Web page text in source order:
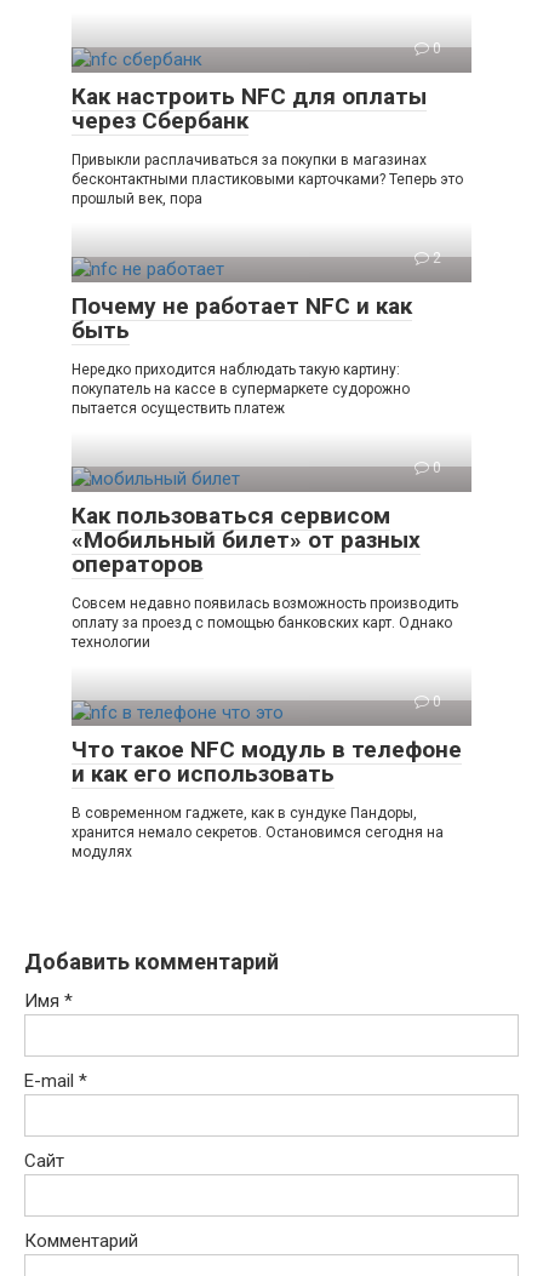
0
Как настроить NFC для оплаты
через Сбербанк
Привыкли расплачиваться за покупки в магазинах
бесконтактными пластиковыми карточками? Теперь это
прошлый век, пора
2
Почему не работает NFC и как
быть
Нередко приходится наблюдать такую картину:
покупатель на кассе в супермаркете судорожно
пытается осуществить платеж
0
Как пользоваться сервисом
«Мобильный билет» от разных
операторов
Совсем недавно появилась возможность производить
оплату за проезд с помощью банковских карт. Однако
технологии
0
Что такое NFC модуль в телефоне
и как его использовать
В современном гаджете, как в сундуке Пандоры,
хранится немало секретов. Остановимся сегодня на
модулях
Добавить комментарий
Имя *
E-mail *
Сайт
Комментарий